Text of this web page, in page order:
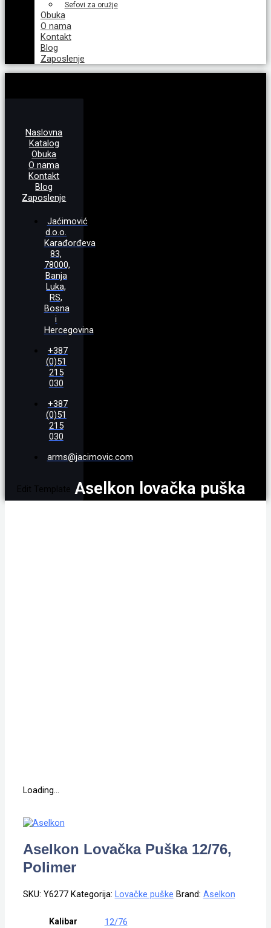
Sefovi za oružje
Obuka
O nama
Kontakt
Blog
Zaposlenje
Naslovna
Katalog
Obuka
O nama
Kontakt
Blog
Zaposlenje
Jaćimović
d.o.o.
Karađorđeva
83,
78000,
Banja
Luka,
RS,
Bosna
i
Hercegovina
+387
(0)51
215
030
+387
(0)51
215
030
arms@jacimovic.com
Edit Template Aselkon lovačka puška
Loading...
Aselkon Lovačka Puška 12/76,
Polimer
SKU: Y6277 Kategorija: Lovačke puške Brand: Aselkon
Kalibar 12/76